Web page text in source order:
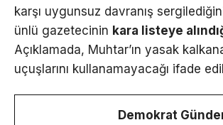
karşı uygunsuz davranış
ünlü gazetecinin kara listeye
Açıklamada, Muhtar’ın yasak
uçuşlarını kullanamayacağı ifade
Demokrat